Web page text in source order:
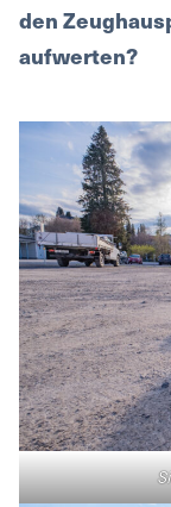
den
aufwerten?